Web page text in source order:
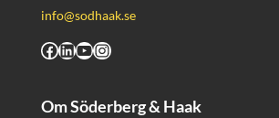
info@sodhaak.se
Facebook
LinkedIn
YouTube
Instagram
Om Söderberg & Haak